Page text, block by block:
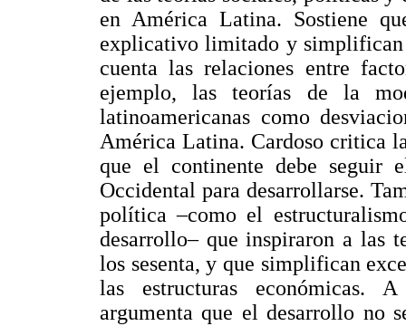
en América Latina. Sostiene
explicativo limitado y simplifican
cuenta las relaciones entre
ejemplo, las teorías de la
latinoamericanas como
América Latina. Cardoso critica
que el continente debe seguir
Occidental para desarrollarse.
política –como el
desarrollo– que inspiraron a las
los sesenta, y que simplifican
las estructuras económicas.
argumenta que el desarrollo no